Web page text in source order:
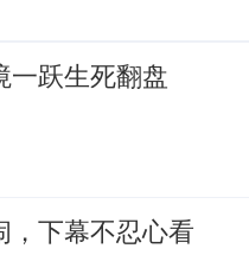
一跃生死翻盘
，下幕不忍心看